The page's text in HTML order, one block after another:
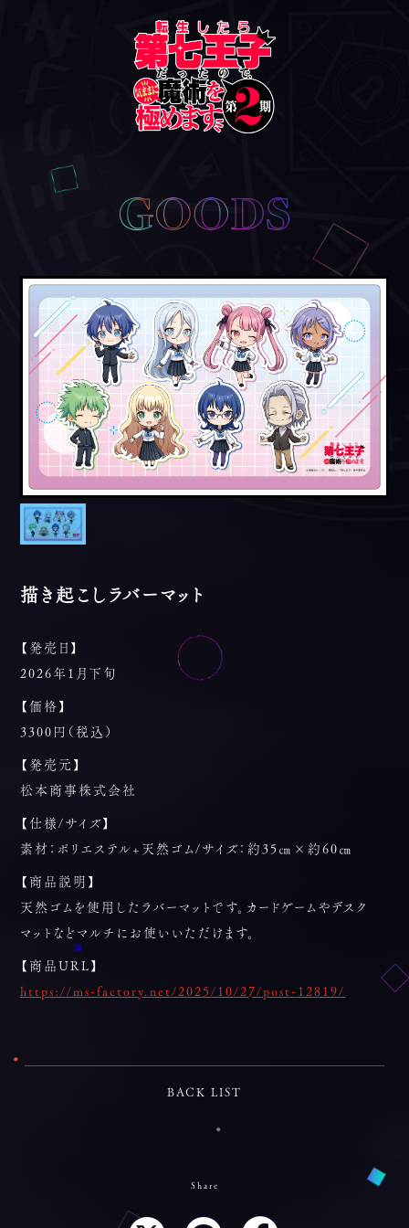
描き起こしラバーマット
【発売日】
2026年1月下旬
【価格】
3300円（税込）
【発売元】
松本商事株式会社
【仕様/サイズ】
素材：ポリエステル+天然ゴム/サイズ：約35㎝×約60㎝
【商品説明】
天然ゴムを使用したラバーマットです。カードゲームやデスク
マットなどマルチにお使いいただけます。
【商品URL】
https://ms-factory.net/2025/10/27/post-12819/
BACK LIST
Share